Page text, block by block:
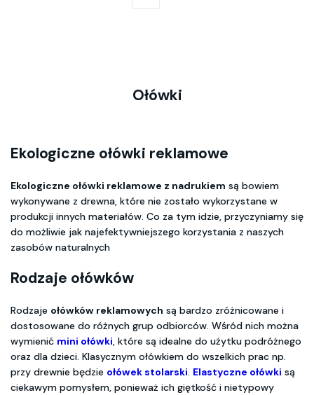
Ołówki
Ekologiczne ołówki reklamowe
Ekologiczne ołówki reklamowe z nadrukiem są bowiem
wykonywane z drewna, które nie zostało wykorzystane w
produkcji innych materiałów. Co za tym idzie, przyczyniamy się
do możliwie jak najefektywniejszego korzystania z naszych
zasobów naturalnych
Rodzaje ołówków
Rodzaje ołówków reklamowych są bardzo zróżnicowane i
dostosowane do różnych grup odbiorców. Wśród nich można
wymienić mini ołówki, które są idealne do użytku podróżnego
oraz dla dzieci. Klasycznym ołówkiem do wszelkich prac np.
przy drewnie będzie ołówek stolarski. Elastyczne ołówki są
ciekawym pomysłem, ponieważ ich giętkość i nietypowy